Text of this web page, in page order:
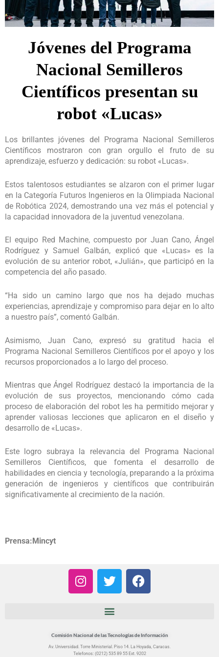
Jóvenes del Programa
Nacional Semilleros
Científicos presentan su
robot «Lucas»
Los brillantes jóvenes del Programa Nacional Semilleros
Científicos mostraron con gran orgullo el fruto de su
aprendizaje, esfuerzo y dedicación: su robot «Lucas».
Estos talentosos estudiantes se alzaron con el primer lugar
en la Categoría Futuros Ingenieros en la Olimpiada Nacional
de Robótica 2024, demostrando una vez más el potencial y
la capacidad innovadora de la juventud venezolana.
El equipo Red Machine, compuesto por Juan Cano, Ángel
Rodríguez y Samuel Galbán, explicó que «Lucas» es la
evolución de su anterior robot, «Julián», que participó en la
competencia del año pasado.
“Ha sido un camino largo que nos ha dejado muchas
experiencias, aprendizaje y compromiso para dejar en lo alto
a nuestro país”, comentó Galbán.
Asimismo, Juan Cano, expresó su gratitud hacia el
Programa Nacional Semilleros Científicos por el apoyo y los
recursos proporcionados a lo largo del proceso.
Mientras que Ángel Rodríguez destacó la importancia de la
evolución de sus proyectos, mencionando cómo cada
proceso de elaboración del robot les ha permitido mejorar y
aprender valiosas lecciones que aplicaron en el diseño y
desarrollo de «Lucas».
Este logro subraya la relevancia del Programa Nacional
Semilleros Científicos, que fomenta el desarrollo de
habilidades en ciencia y tecnología, preparando a la próxima
generación de ingenieros y científicos que contribuirán
significativamente al crecimiento de la nación.
Prensa:Mincyt
I
n
g
r
T
w
t
e
r
F
a
o
o
Comisión Nacional de las Tecnologías de Información
Av. Universidad. Torre Ministerial. Piso 14. La Hoyada, Caracas.
Telefonos: (0212) 535 89 55 Ext. 9202